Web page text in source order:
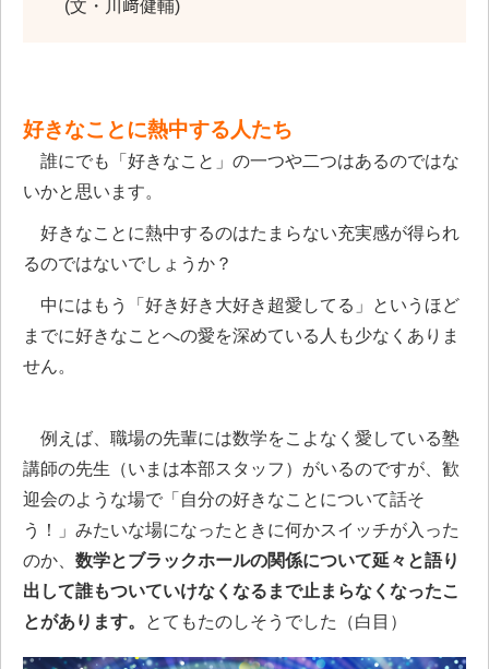
(文・川﨑健輔)
好きなことに熱中する人たち
誰にでも「好きなこと」の一つや二つはあるのではな
いかと思います。
好きなことに熱中するのはたまらない充実感が得られ
るのではないでしょうか？
中にはもう「好き好き大好き超愛してる」というほど
までに好きなことへの愛を深めている人も少なくありま
せん。
例えば、職場の先輩には数学をこよなく愛している塾
講師の先生（いまは本部スタッフ）がいるのですが、歓
迎会のような場で「自分の好きなことについて話そ
う！」みたいな場になったときに何かスイッチが入った
のか、 数学とブラックホールの関係について延々と語り
出して誰もついていけなくなるまで止まらなくなったこ
とがあります。
とてもたのしそうでした（白目）